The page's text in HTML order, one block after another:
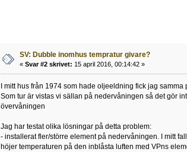
SV: Dubble inomhus tempratur givare?
« Svar #2 skrivet: 15 april 2016, 00:14:42 »
I mitt hus från 1974 som hade oljeeldning fick jag
Som tur är vistas vi sällan på nedervåningen så det gör
övervåningen
Jag har testat olika lösningar på detta problem:
- installerat fler/större element på nedervåningen. I mitt
höjer temperaturen på den inblåsta luften med VPns